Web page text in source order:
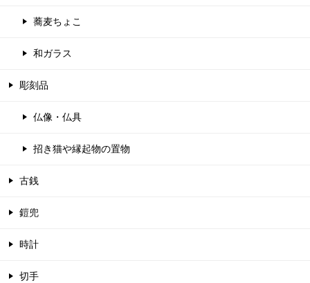
蕎麦ちょこ
和ガラス
彫刻品
仏像・仏具
招き猫や縁起物の置物
古銭
鎧兜
時計
切手